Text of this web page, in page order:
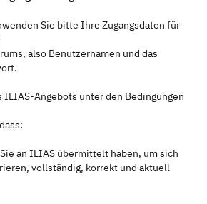
Sie bitte Ihre Zugangsdaten für
also Benutzernamen und das
ILIAS-Angebots unter den Bedingungen
an ILIAS übermittelt haben, um sich
vollständig, korrekt und aktuell